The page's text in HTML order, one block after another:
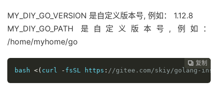
MY_DIY_GO_VERSION 是自定义版本号, 例如： 1.12.8
MY_DIY_GO_PATH 是自定义版本号, 例如：
/home/myhome/go
 复制
 复制
 复制
bash <( curl - fsSL https : //gitee.com/skiy/golang-